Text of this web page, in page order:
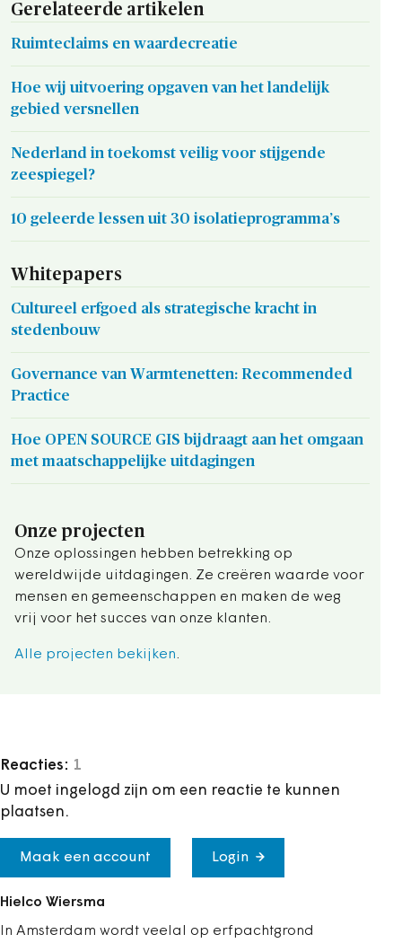
Gerelateerde artikelen
Ruimteclaims en waardecreatie
Hoe wij uitvoering opgaven van het landelijk
gebied versnellen
Nederland in toekomst veilig voor stijgende
zeespiegel?
10 geleerde lessen uit 30 isolatieprogramma’s
Whitepapers
Cultureel erfgoed als strategische kracht in
stedenbouw
Governance van Warmtenetten: Recommended
Practice
Hoe OPEN SOURCE GIS bijdraagt aan het omgaan
met maatschappelijke uitdagingen
Onze projecten
Onze oplossingen hebben betrekking op
wereldwijde uitdagingen. Ze creëren waarde voor
mensen en gemeenschappen en maken de weg
vrij voor het succes van onze klanten.
Alle projecten bekijken.
Reacties: 1
U moet ingelogd zijn om een reactie te kunnen
plaatsen.
Maak een account Login
Hielco Wiersma
In Amsterdam wordt veelal op erfpachtgrond